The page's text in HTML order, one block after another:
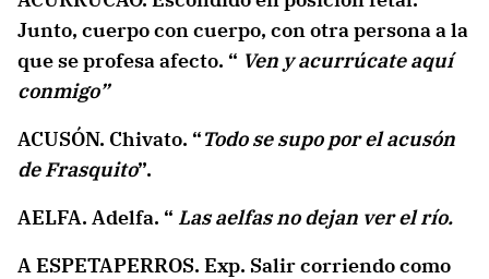
Junto, cuerpo con cuerpo, con otra persona a la
que se profesa afecto. “ Ven y acurrúcate aquí
conmigo”
ACUSÓN. Chivato. “Todo se supo por el acusón
de Frasquito”.
AELFA. Adelfa. “ Las aelfas no dejan ver el río.
A ESPETAPERROS. Exp. Salir corriendo como